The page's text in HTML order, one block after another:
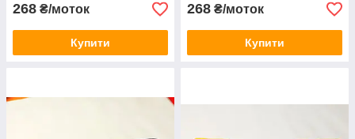
268 ₴/моток
Купити
268 ₴/моток
Купити